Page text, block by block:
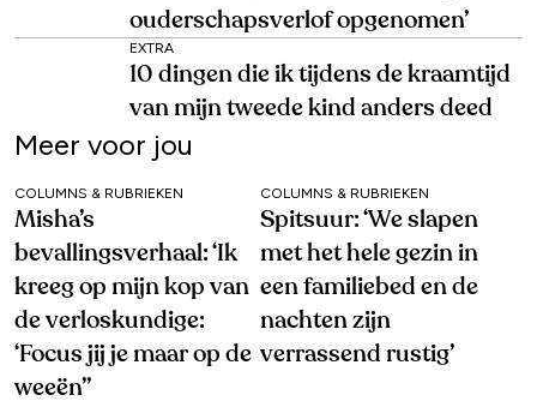
ouderschapsverlof opgenomen’
EXTRA
10 dingen die ik tijdens de kraamtijd
van mijn tweede kind anders deed
Meer voor jou
COLUMNS & RUBRIEKEN
Misha’s
bevallingsverhaal: ‘Ik
kreeg op mijn kop van
de verloskundige:
‘Focus jij je maar op de
weeën’’
COLUMNS & RUBRIEKEN
Spitsuur: ‘We slapen
met het hele gezin in
een familiebed en de
nachten zijn
verrassend rustig’